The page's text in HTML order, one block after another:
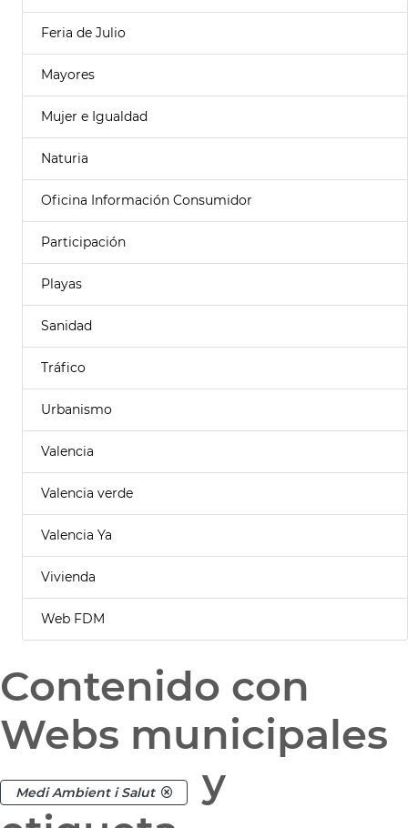
Feria de Julio
Mayores
Mujer e Igualdad
Naturia
Oficina Información Consumidor
Participación
Playas
Sanidad
Tráfico
Urbanismo
Valencia
Valencia verde
Valencia Ya
Vivienda
Web FDM
Contenido con
Webs municipales
Medi Ambient i Salut
y